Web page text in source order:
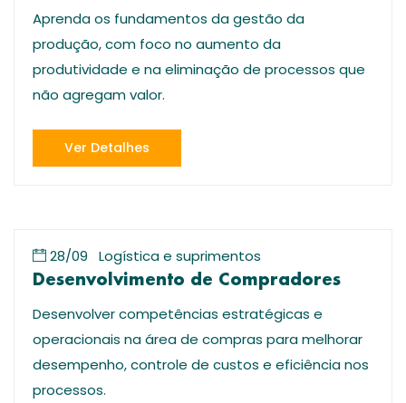
Aprenda os fundamentos da gestão da
produção, com foco no aumento da
produtividade e na eliminação de processos que
não agregam valor.
Ver Detalhes
28/09 Logística e suprimentos
Desenvolvimento de Compradores
Desenvolver competências estratégicas e
operacionais na área de compras para melhorar
desempenho, controle de custos e eficiência nos
processos.